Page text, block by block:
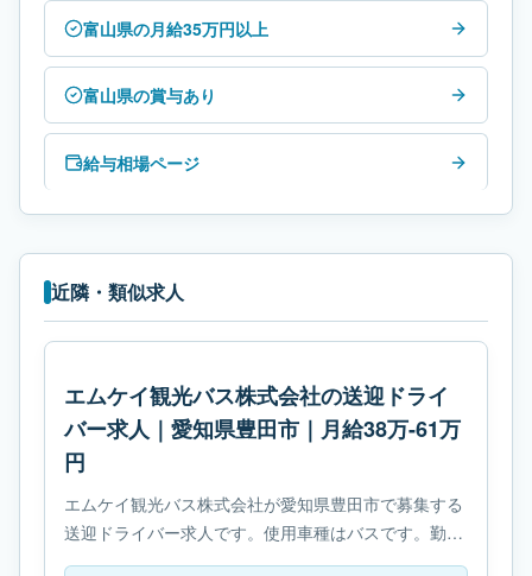
富山県の月給35万円以上
富山県の賞与あり
給与相場ページ
近隣・類似求人
エムケイ観光バス株式会社の送迎ドライ
バー求人｜愛知県豊田市｜月給38万-61万
円
エムケイ観光バス株式会社が愛知県豊田市で募集する
送迎ドライバー求人です。使用車種はバスです。勤務
時間は- 変形労働時間制です。必要免許は- 大型自動車